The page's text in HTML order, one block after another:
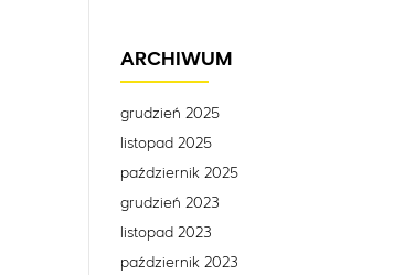
ARCHIWUM
grudzień 2025
listopad 2025
październik 2025
grudzień 2023
listopad 2023
październik 2023